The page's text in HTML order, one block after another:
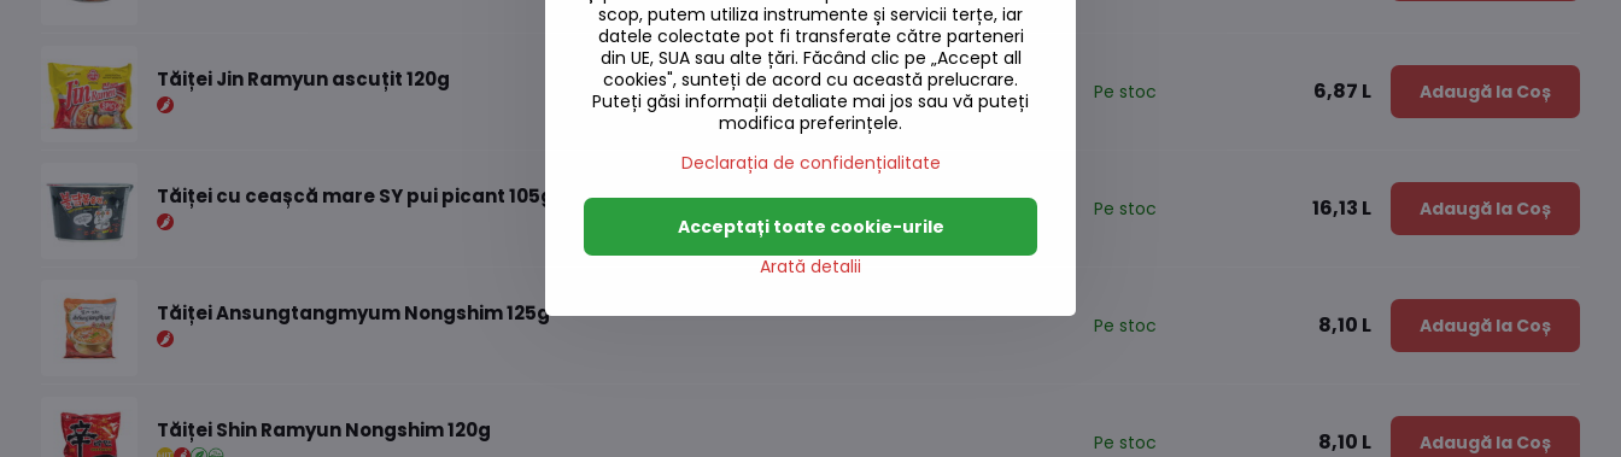
Tăiței Jin Ramyun ascuțit 120g Pe stoc 6,87 L Adaugă la Coș
Tăiței cu ceașcă mare SY pui picant 105g Pe stoc 16,13 L Adaugă la Coș
Tăiței Ansungtangmyum Nongshim 125g Pe stoc 8,10 L Adaugă la Coș
Tăiței Shin Ramyun Nongshim 120g Pe stoc 8,10 L Adaugă la Coș
scop, putem utiliza instrumente și servicii terțe, iar
datele colectate pot fi transferate către parteneri
din UE, SUA sau alte țări. Făcând clic pe „Accept all
cookies", sunteți de acord cu această prelucrare.
Puteți găsi informații detaliate mai jos sau vă puteți
modifica preferințele.
Declarația de confidențialitate
Arată detalii
Acceptați toate cookie-urile